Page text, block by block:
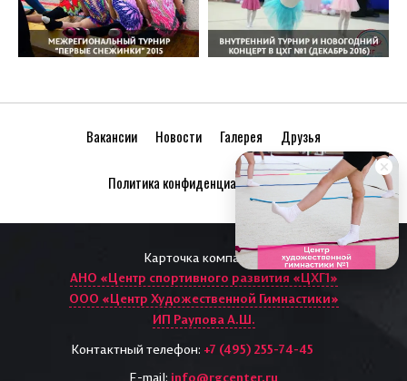
Вакансии Новости Галерея Друзья
Политика конфиденциальности
Контактный телефон: +7 (495) 255-74-45
Карточка компании:
АНО «Центр спортивного развития «ЦХГ1»
ООО «Центр Художественной Гимнастики»
ИП Раупова А.Ш.